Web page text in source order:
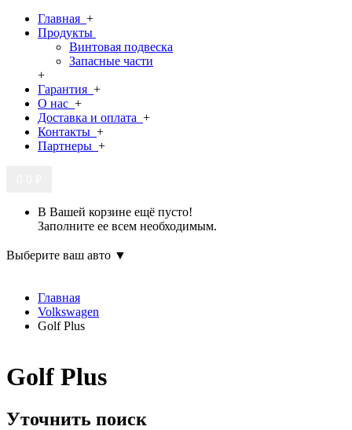
Главная +
Продукты
Винтовая подвеска
Запасные части
+
Гарантия +
О нас +
Доставка и оплата +
Контакты +
Партнеры +
В Вашей корзине ещё пусто!
Заполните ее всем необходимым.
Выберите ваш авто ▼
Главная
Volkswagen
Golf Plus
Golf Plus
Уточнить поиск